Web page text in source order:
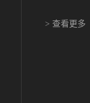
> 查看更多